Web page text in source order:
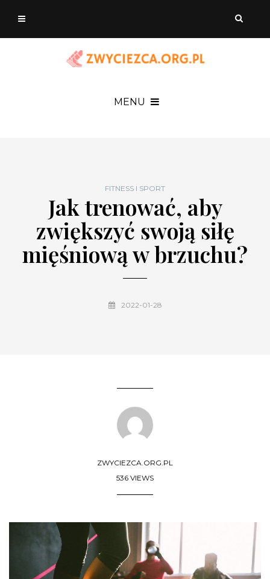
MENU
FITNESS I SPORT
Jak trenować, aby
zwiększyć swoją siłę
mięśniową w brzuchu?
2022-01-28
ZWYCIEZCA.ORG.PL
536 VIEWS